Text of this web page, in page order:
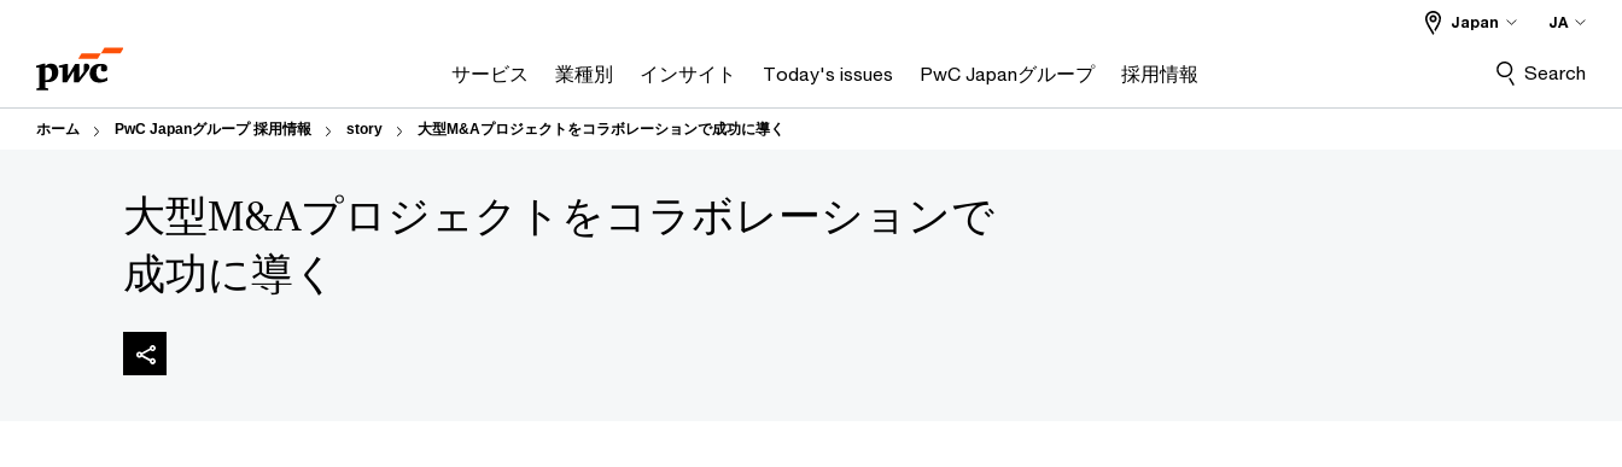
content
footer
サービス 業種別 インサイト Today's issues PwC Japanグループ 採用情報
Japan JA
Search
ホーム PwC Japanグループ 採用情報 story 大型M&Aプロジェクトをコラボレーションで成功に導く
大型M&Aプロジェクトをコラボレーションで
成功に導く